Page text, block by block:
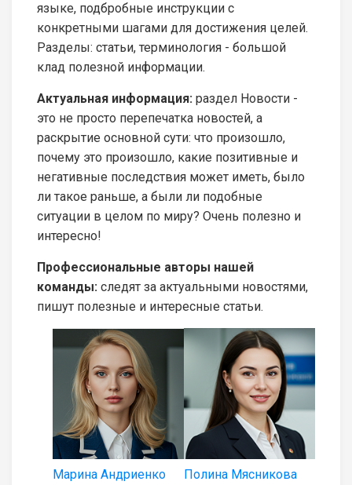
языке, подбробные инструкции с
конкретными шагами для достижения целей.
Разделы: статьи, терминология - большой
клад полезной информации.
Актуальная информация: раздел Новости -
это не просто перепечатка новостей, а
раскрытие основной сути: что произошло,
почему это произошло, какие позитивные и
негативные последствия может иметь, было
ли такое раньше, а были ли подобные
ситуации в целом по миру? Очень полезно и
интересно!
Профессиональные авторы нашей
команды: следят за актуальными новостями,
пишут полезные и интересные статьи.
Марина Андриенко
Полина Мясникова